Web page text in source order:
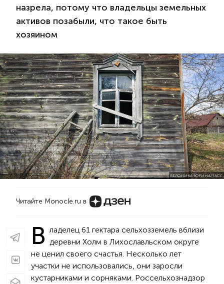
назрела, потому что владельцы земельных
активов позабыли, что такое быть
хозяином
ВЕРОНИКА ЗОРИНА/ТАСС
Читайте Monocle.ru в
В ладелец 61 гектара сельхозземель вблизи
деревни Холм в Лихославльском округе
не ценил своего счастья. Несколько лет
участки не использовались, они заросли
кустарниками и сорняками. Россельхознадзор